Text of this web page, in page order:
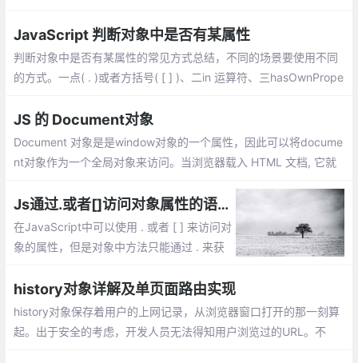
JavaScript 判断对象中是否有某属性
判断对象中是否有某属性的常见方式总结，不同的场景要使用不同
的方式。一点( . )或者方括号( [ ] )、二in 运算符、三hasOwnPrope
需要结合使用
JS 的 Document对象
Document 对象是是window对象的一个属性，因此可以将docume
nt对象作为一个全局对象来访问。当浏览器载入 HTML 文档, 它就
Js通过.或者[]访问对象属性的语法、性能等区别
在JavaScript中可以使用 . 或者 [ ] 来访问对
象的属性，但是对象中方法只能通过 . 来获
者使用[]作为一个关联数组来存取对象的属
性。但是这两种方式有什么区别了？
history对象详解及单页面路由实现
history对象保存着用户的上网记录，从浏览器窗口打开的那一刻算
起。出于安全的考虑，开发人员无法得知用户浏览过的URL。不